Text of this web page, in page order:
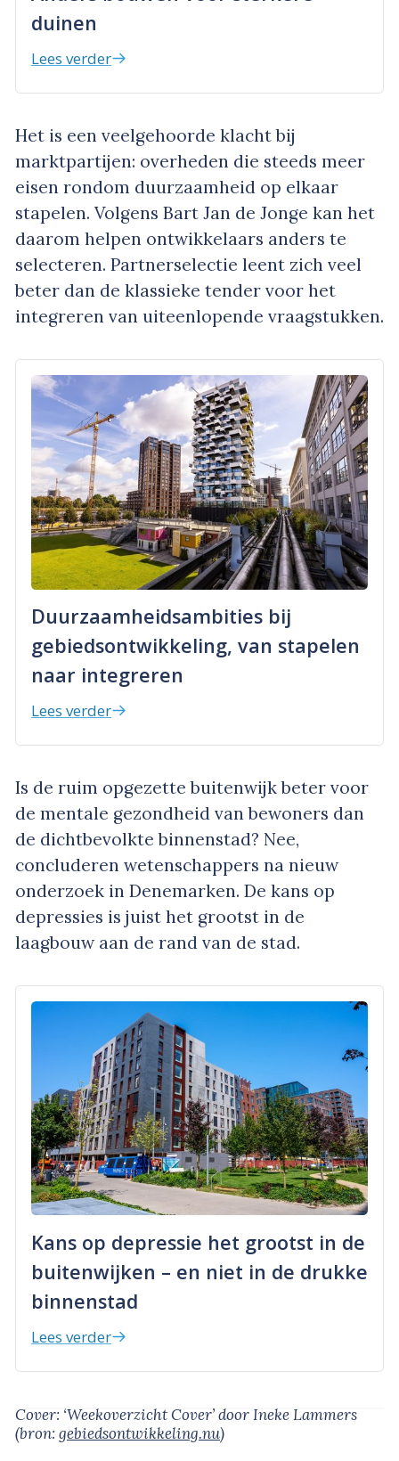
duinen
Lees verder
Het is een veelgehoorde klacht bij
marktpartijen: overheden die steeds meer
eisen rondom duurzaamheid op elkaar
stapelen. Volgens Bart Jan de Jonge kan het
daarom helpen ontwikkelaars anders te
selecteren. Partnerselectie leent zich veel
beter dan de klassieke tender voor het
integreren van uiteenlopende vraagstukken.
Duurzaamheidsambities bij
gebiedsontwikkeling, van stapelen
naar integreren
Lees verder
Is de ruim opgezette buitenwijk beter voor
de mentale gezondheid van bewoners dan
de dichtbevolkte binnenstad? Nee,
concluderen wetenschappers na nieuw
onderzoek in Denemarken. De kans op
depressies is juist het grootst in de
laagbouw aan de rand van de stad.
Kans op depressie het grootst in de
buitenwijken – en niet in de drukke
binnenstad
Lees verder
Cover: ‘Weekoverzicht Cover’door Ineke Lammers
(bron: gebiedsontwikkeling.nu)